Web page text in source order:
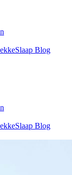
Blog
Blog